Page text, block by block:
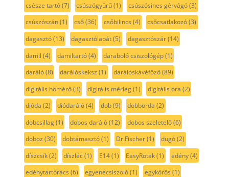
csésze tartó(7) csúszógyűrű(1) csúszósines gérvágó(3)
csúszószán(1) cső(36) csőbilincs (4) csőcsatlakozó(3)
dagasztó(13) dagasztólapát(5) dagasztószár(14)
damil (4) damiltartó(4) daraboló csiszológép(1)
daráló(8) darálóskeksz (1) darálóskávéfőző(89)
digitális hőmérő(3) digitális mérleg(1) digitális óra (2)
dióda (2) diódaráló(4) dob(9) dobborda (2)
dobcsillag(1) dobos daráló(12) dobos szeletelő(6)
doboz (30) dobtámasztó(1) Dr.Fischer(1) dugó(2)
díszcsík(2) díszléc(1) E14(1) EasyRotak(1) edény(4)
edénytartórács (6) egyenecsiszoló(1) egykörös (1)